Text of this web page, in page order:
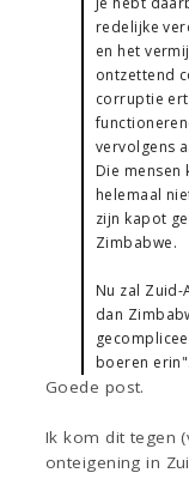
redelijke
en het
ontzettend
corruptie
vervolgens
Die
helemaal
zijn kapot
Zimbabwe.
Nu zal
dan
boeren erin".
Goede post.
Ik kom dit tegen
onteigening in